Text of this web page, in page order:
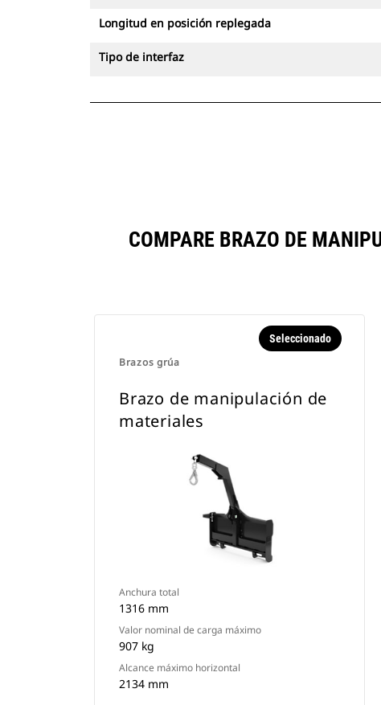
Longitud en posición replegada
Tipo de interfaz
COMPARE BRAZO DE
Brazos grúa
Seleccionado
Brazo de manipulación de
materiales
Anchura total
1316 mm
Valor nominal de carga máximo
907 kg
Alcance máximo horizontal
2134 mm